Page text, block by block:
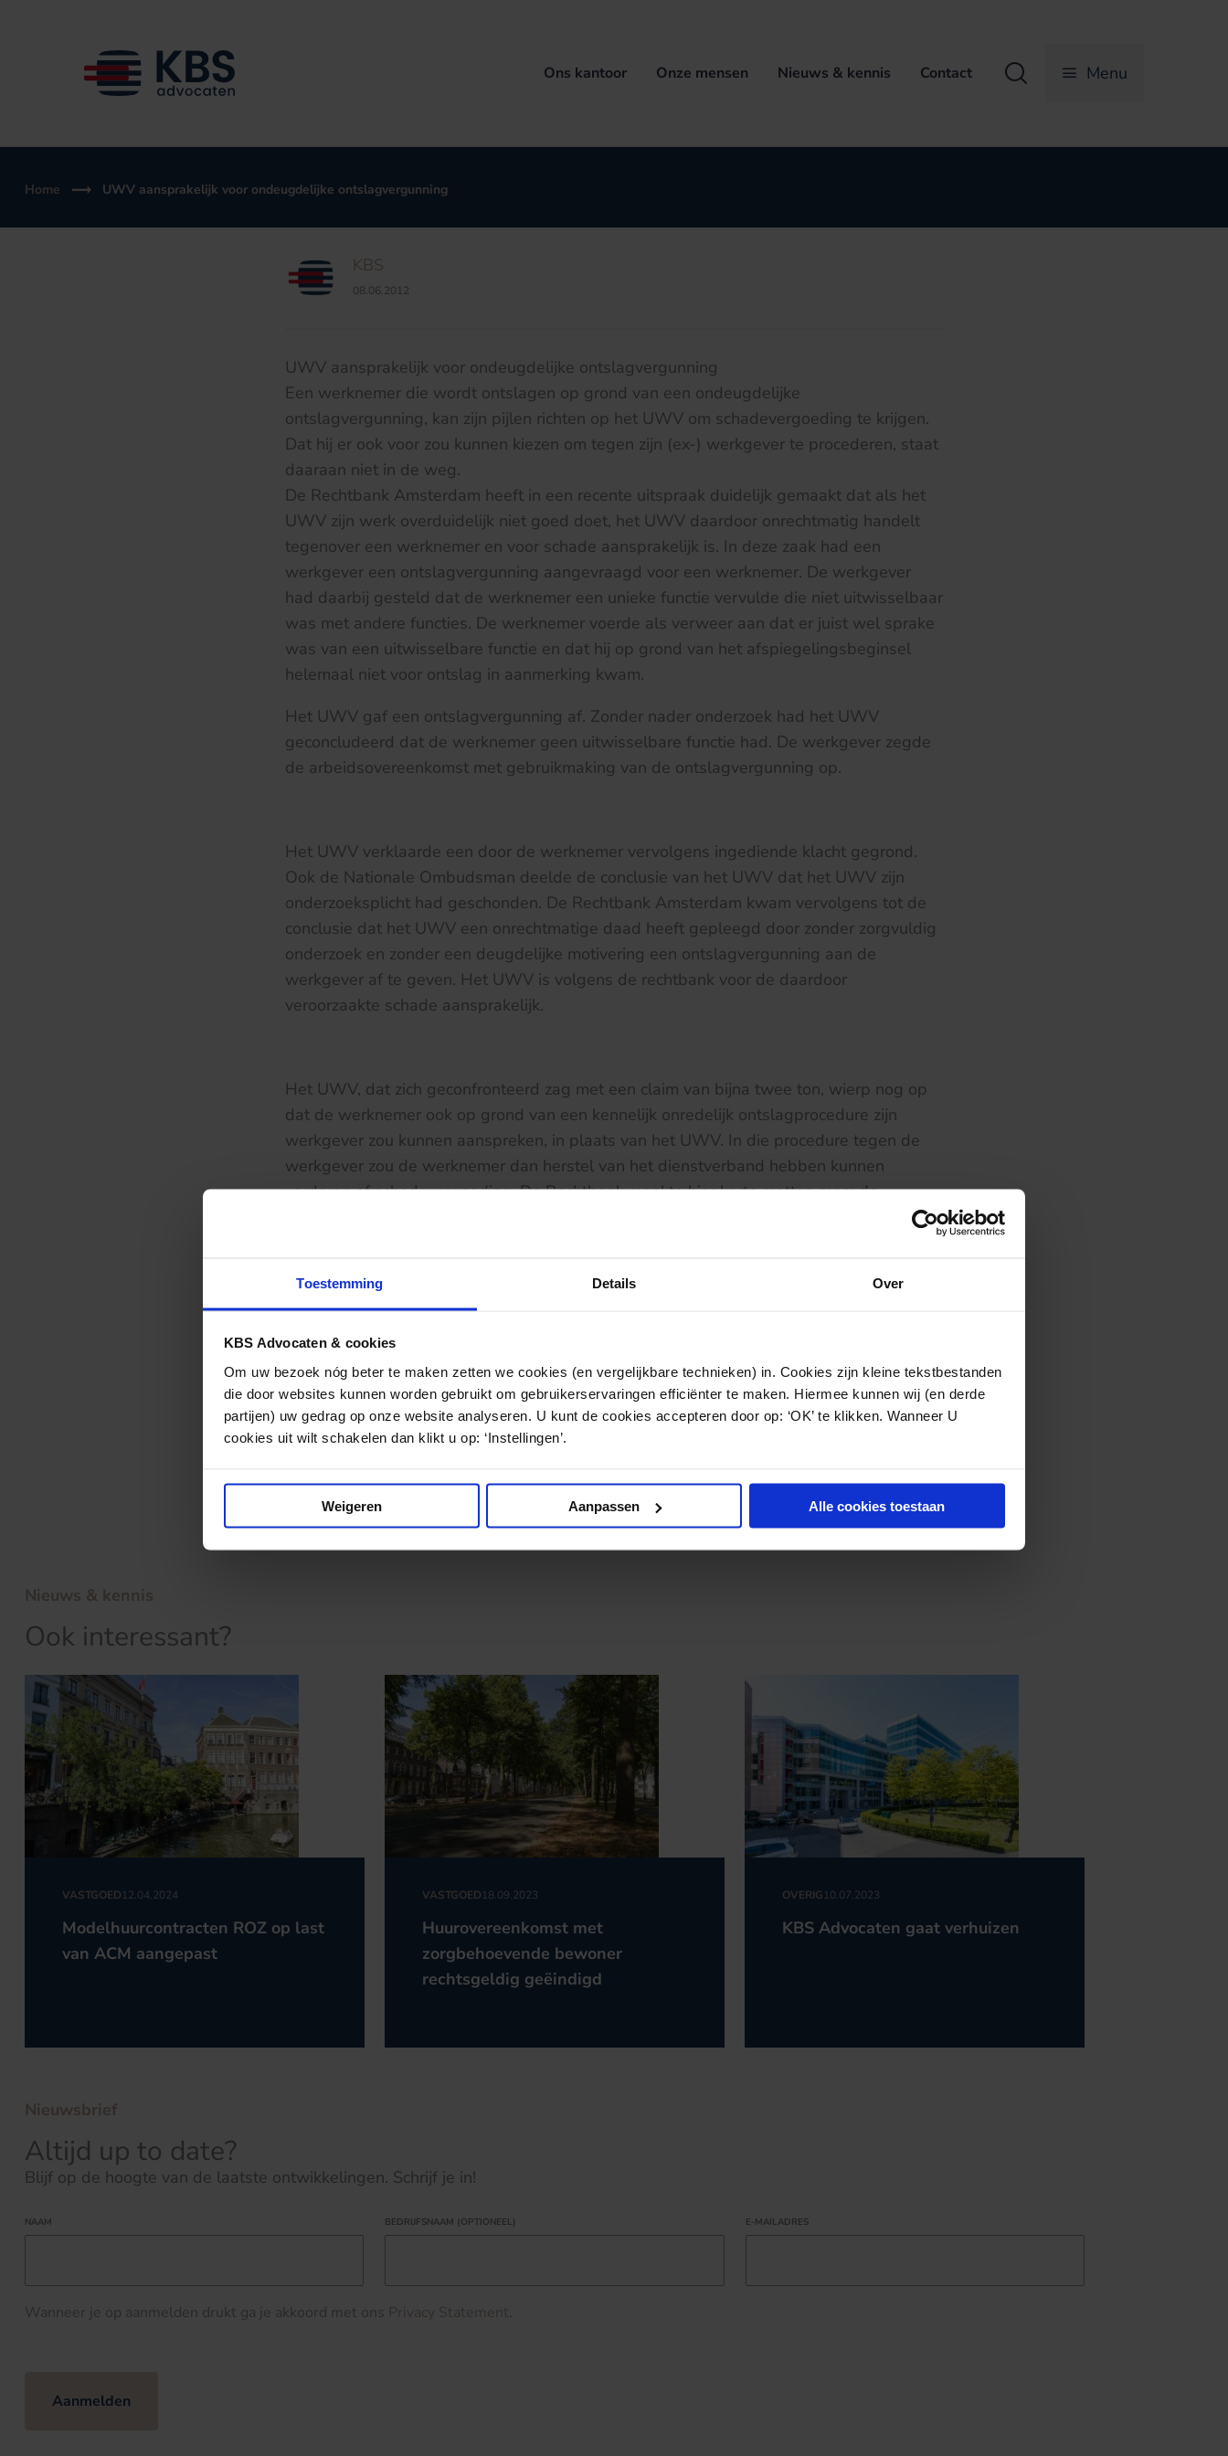
Toestemming Details Over
KBS Advocaten & cookies
Om uw bezoek nóg beter te maken zetten we cookies (en vergelijkbare technieken) in. Cookies zijn kleine tekstbestanden
die door websites kunnen worden gebruikt om gebruikerservaringen efficiënter te maken. Hiermee kunnen wij (en derde
partijen) uw gedrag op onze website analyseren. U kunt de cookies accepteren door op: ‘OK’ te klikken. Wanneer U
cookies uit wilt schakelen dan klikt u op: ‘Instellingen’.
Weigeren Aanpassen Alle cookies toestaan
Ons kantoor Onze mensen Nieuws & kennis Contact Zoeken Menu
Home UWV aansprakelijk voor ondeugdelijke ontslagvergunning
KBS
08.06.2012
UWV aansprakelijk voor ondeugdelijke ontslagvergunning
Een werknemer die wordt ontslagen op grond van een ondeugdelijke
ontslagvergunning, kan zijn pijlen richten op het UWV om schadevergoeding te krijgen.
Dat hij er ook voor zou kunnen kiezen om tegen zijn (ex-) werkgever te procederen, staat
daaraan niet in de weg.
De Rechtbank Amsterdam heeft in een recente uitspraak duidelijk gemaakt dat als het
UWV zijn werk overduidelijk niet goed doet, het UWV daardoor onrechtmatig handelt
tegenover een werknemer en voor schade aansprakelijk is. In deze zaak had een
werkgever een ontslagvergunning aangevraagd voor een werknemer. De werkgever
had daarbij gesteld dat de werknemer een unieke functie vervulde die niet uitwisselbaar
was met andere functies. De werknemer voerde als verweer aan dat er juist wel sprake
was van een uitwisselbare functie en dat hij op grond van het afspiegelingsbeginsel
helemaal niet voor ontslag in aanmerking kwam.
Het UWV gaf een ontslagvergunning af. Zonder nader onderzoek had het UWV
geconcludeerd dat de werknemer geen uitwisselbare functie had. De werkgever zegde
de arbeidsovereenkomst met gebruikmaking van de ontslagvergunning op.
Het UWV verklaarde een door de werknemer vervolgens ingediende klacht gegrond.
Ook de Nationale Ombudsman deelde de conclusie van het UWV dat het UWV zijn
onderzoeksplicht had geschonden. De Rechtbank Amsterdam kwam vervolgens tot de
conclusie dat het UWV een onrechtmatige daad heeft gepleegd door zonder zorgvuldig
onderzoek en zonder een deugdelijke motivering een ontslagvergunning aan de
werkgever af te geven. Het UWV is volgens de rechtbank voor de daardoor
veroorzaakte schade aansprakelijk.
Het UWV, dat zich geconfronteerd zag met een claim van bijna twee ton, wierp nog op
dat de werknemer ook op grond van een kennelijk onredelijk ontslagprocedure zijn
werkgever zou kunnen aanspreken, in plaats van het UWV. In die procedure tegen de
werkgever zou de werknemer dan herstel van het dienstverband hebben kunnen
vorderen of schadevergoeding. De Rechtbank maakte hier korte metten mee: de
werknemer mocht zelf kiezen wie hij aansprak. Als het UWV meende dat de werkgever
Normaal gesproken zal een werknemer slechts zijn werkgever kunnen aanspreken na
een opzegging met een ontslagvergunning. Uit deze uitspraak blijkt dat in bijzondere
omstandigheden een werknemer ook bij het UWV verhaal kan halen.
Klikhiervoor de volledige uitspraak.
Nieuws & kennis
Ook interessant?
VASTGOED12.04.2024
Modelhuurcontracten ROZ op last
van ACM aangepast
VASTGOED18.09.2023
Huurovereenkomst met
zorgbehoevende bewoner
rechtsgeldig geëindigd
OVERIG10.07.2023
KBS Advocaten gaat verhuizen
Nieuwsbrief
Altijd up to date?
Blijf op de hoogte van de laatste ontwikkelingen. Schrijf je in!
NAAM BEDRIJFSNAAM (OPTIONEEL) E-MAILADRES
Wanneer je op aanmelden drukt ga je akkoord met ons Privacy Statement.
Aanmelden